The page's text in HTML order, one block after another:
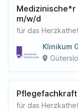
Medizinische*r
m/w/d
für das
Klinikum
place
für das